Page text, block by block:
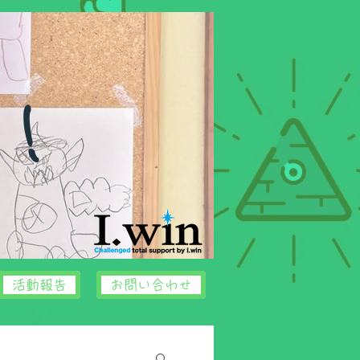
活動報告 お問い合わせ